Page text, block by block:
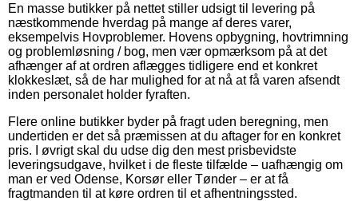
En masse butikker på nettet stiller udsigt til levering på
næstkommende hverdag på mange af deres varer,
eksempelvis Hovproblemer. Hovens opbygning, hovtrimning
og problemløsning / bog, men vær opmærksom på at det
afhænger af at ordren aflægges tidligere end et konkret
klokkeslæt, så de har mulighed for at nå at få varen afsendt
inden personalet holder fyraften.
Flere online butikker byder på fragt uden beregning, men
undertiden er det så præmissen at du aftager for en konkret
pris. I øvrigt skal du udse dig den mest prisbevidste
leveringsudgave, hvilket i de fleste tilfælde – uafhængig om
man er ved Odense, Korsør eller Tønder – er at få
fragtmanden til at køre ordren til et afhentningssted.